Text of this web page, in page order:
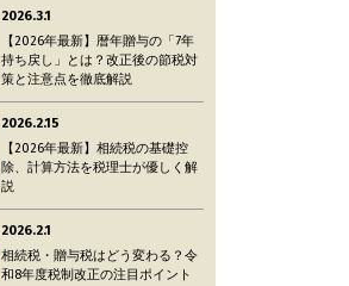
2026.3.1
【2026年最新】暦年贈与の「7年
持ち戻し」とは？改正後の節税対
策と注意点を徹底解説
2026.2.15
【2026年最新】相続税の基礎控
除、計算方法を税理士が優しく解
説
2026.2.1
相続税・贈与税はどう変わる？令
和8年度税制改正の注目ポイント